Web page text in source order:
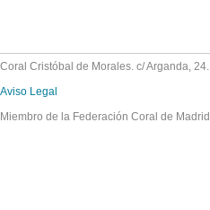
Coral Cristóbal de Morales. c/ Arganda,
Aviso Legal
Miembro de la Federación Coral de